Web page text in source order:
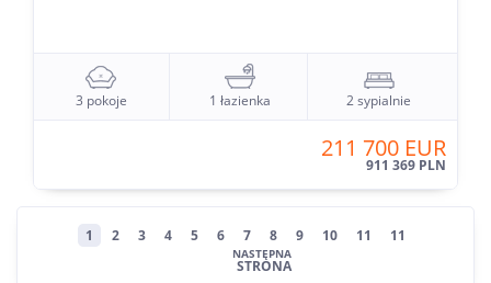
3 pokoje 1 łazienka 2 sypialnie
211 700 EUR
911 369 PLN
1 2 3 4 5 6 7 8 9 10 11 11
NASTĘPNA
STRONA